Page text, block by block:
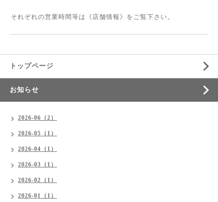
それぞれの営業時間等は《 店舗情報 》をご覧下さい。
トップページ
お知らせ
2026-06（2）
2026-05（1）
2026-04（1）
2026-03（1）
2026-02（1）
2026-01（1）